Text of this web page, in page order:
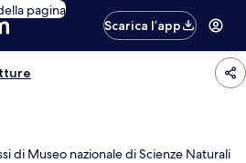
pagina
Scarica l’app
di Museo nazionale di Scienze Naturali